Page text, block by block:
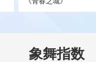
象舞指数